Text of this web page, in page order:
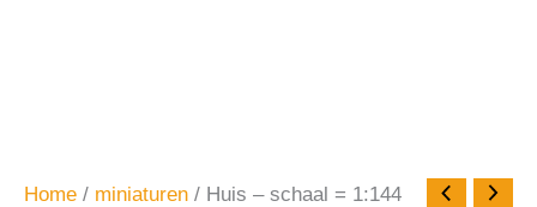
Home / miniaturen / Huis – schaal = 1:144